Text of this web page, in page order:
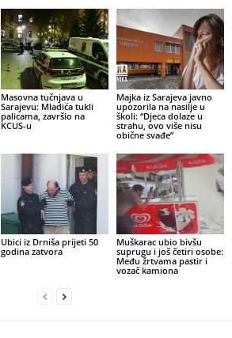
Masovna tučnjava u
Sarajevu: Mladića tukli
palicama, završio na
KCUS-u
Majka iz Sarajeva javno
upozorila na nasilje u
školi: “Djeca dolaze u
strahu, ovo više nisu
obične svađe”
Ubici iz Drniša prijeti 50
godina zatvora
Muškarac ubio bivšu
suprugu i još četiri osobe:
Među žrtvama pastir i
vozač kamiona